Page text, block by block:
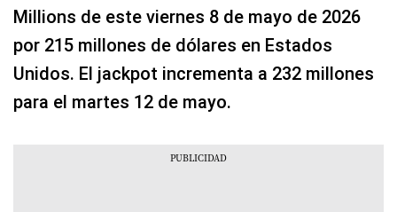
Millions de este viernes 8 de mayo de 2026
por 215 millones de dólares en Estados
Unidos. El jackpot incrementa a 232 millones
para el martes 12 de mayo.